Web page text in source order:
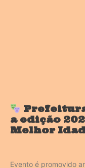
a edição
Melhor
Evento é promovido